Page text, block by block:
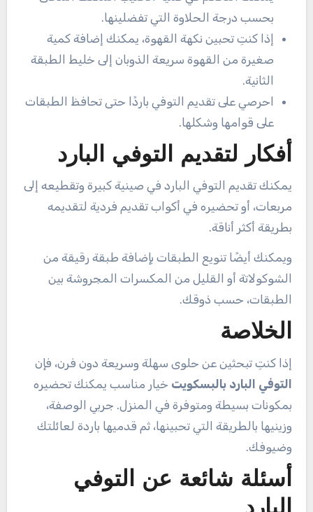
بحسب درجة الحلاوة التي تفضلينها.
إذا كنتِ تحبين نكهة القهوة، يمكنك إضافة كمية
صغيرة من القهوة سريعة الذوبان إلى خليط الطبقة
الثانية.
احرصي على تقديم التوفي باردًا حتى تحافظ الطبقات
على قوامها وشكلها.
أفكار لتقديم التوفي البارد
يمكنك تقديم التوفي البارد في صينية كبيرة وتقطيعه إلى
مربعات، أو تحضيره في أكواب تقديم فردية لتقديمه
بطريقة أكثر أناقة.
ويمكنك أيضًا تنويع الطبقات بإضافة طبقة رقيقة من
الشوكولاتة أو القليل من المكسرات المجروشة بين
الطبقات، حسب ذوقك.
الخلاصة
إذا كنتِ تبحثين عن حلوى سهلة وسريعة دون فرن، فإن
التوفي البارد بالبسكويت خيار مناسب يمكنك تحضيره
بمكونات بسيطة ومتوفرة في المنزل. جربي الوصفة،
وزينيها بالطريقة التي تحبينها، ثم قدميها باردة لعائلتك
وضيوفك.
أسئلة شائعة عن التوفي